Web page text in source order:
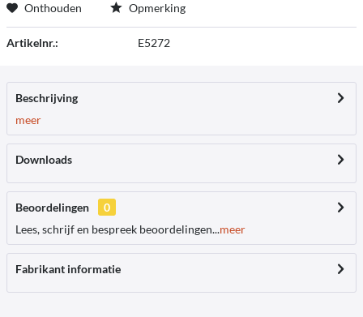
Onthouden Opmerking
Artikelnr.: E5272
Beschrijving
meer
Downloads
Beoordelingen
0
Lees, schrijf en bespreek beoordelingen...meer
Fabrikant informatie